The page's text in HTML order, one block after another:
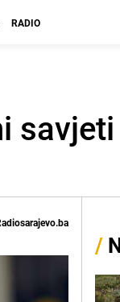
RADIO
savjeti
/